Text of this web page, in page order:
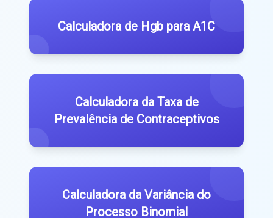
Calculadora de Hgb para A1C
Calculadora da Taxa de
Prevalência de Contraceptivos
Calculadora da Variância do
Processo Binomial